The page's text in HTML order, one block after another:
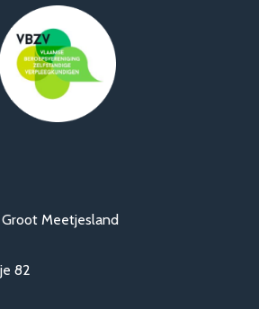
Groot Meetjesland
82